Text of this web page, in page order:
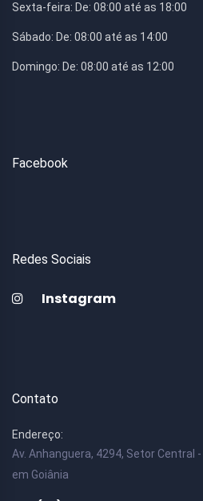
Sexta-feira: De: 08:00 até as 18:00
Sábado: De: 08:00 até as 14:00
Domingo: De: 08:00 até as 12:00
Facebook
Redes Sociais
Instagram
Contato
Endereço:
Av. Anhanguera, 4294, Setor Central
em Goiânia